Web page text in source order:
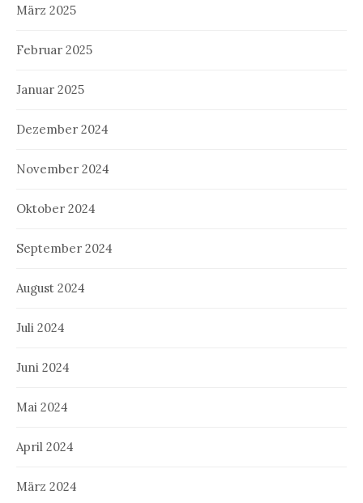
März 2025
Februar 2025
Januar 2025
Dezember 2024
November 2024
Oktober 2024
September 2024
August 2024
Juli 2024
Juni 2024
Mai 2024
April 2024
März 2024